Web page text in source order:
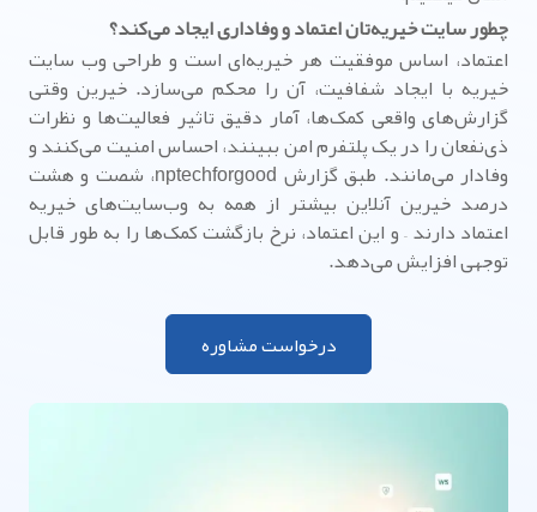
چطور سایت خیریه‌تان اعتماد و وفاداری ایجاد می‌کند؟
اعتماد، اساس موفقیت هر خیریه‌ای است و طراحی وب سایت
خیریه با ایجاد شفافیت، آن را محکم می‌سازد. خیرین وقتی
گزارش‌های واقعی کمک‌ها، آمار دقیق تاثیر فعالیت‌ها و نظرات
ذی‌نفعان را در یک پلتفرم امن ببینند، احساس امنیت می‌کنند و
وفادار می‌مانند. طبق گزارش nptechforgood، شصت و هشت
درصد خیرین آنلاین بیشتر از همه به وب‌سایت‌های خیریه
اعتماد دارند – و این اعتماد، نرخ بازگشت کمک‌ها را به طور قابل
توجهی افزایش می‌دهد.
درخواست مشاوره